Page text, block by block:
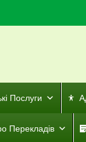
Послуги
Перекладів